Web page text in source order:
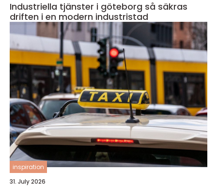
Industriella tjänster i göteborg så säkras
driften i en modern industristad
inspiration
31. July 2026